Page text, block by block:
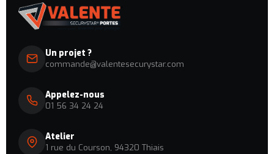
Un projet ?
commande@valentesecurystar.com
Appelez-nous
01 56 34 24 24
Atelier
1 rue du Courson, 94320 Thiais